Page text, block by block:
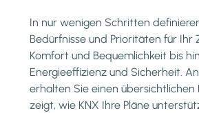
In nur wenigen Schritten
Bedürfnisse und Prioritäten für Ihr
Komfort und Bequemlichkeit bis
Energieeffizienz und Sicherheit.
erhalten Sie einen übersichtlichen
zeigt, wie KNX Ihre Pläne